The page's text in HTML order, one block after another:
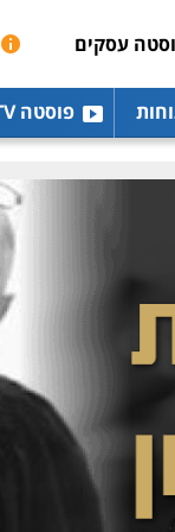
עסקים
פוסטה TV